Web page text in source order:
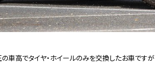
車高でタイヤ・ホイールのみを交換したお車ですが